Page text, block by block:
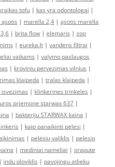
tofu | kas yra odontologai |
| marella 2,4 | ąsotis marella
| brita flow | elemaris | zoo
| eureka.lt | vandens filtrai |
vaikams | valymo paslaugos
| kroviniu pervezimas vilnius |
klaipeda | tralas klaipeda |
| klinkerines trinkeles |
priemone starwax 637 |
| bakteriju STARWAX kaina |
| kaip panaikinti pelesi |
| pelėsių valiklis | pelesio
| mediniai nameliai | orapute
| indu ploviklis | pavojingu atlieku